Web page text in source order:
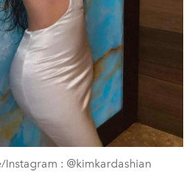
Instagram : @kimkardashian